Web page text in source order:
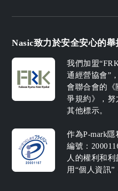
Nasic致力於安全安心的舉
我們加盟
通經營協會”
會聯合會的《
爭規約》，努
其他標示。
作為P-mark
編號：
人的權利和
用“個人資訊”